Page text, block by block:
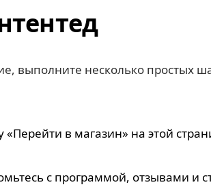
выполните несколько простых
в магазин» на этой
с программой, отзывами и